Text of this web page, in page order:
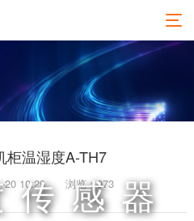
传感器
柜温湿度A-TH7
20 10:29 浏览：973